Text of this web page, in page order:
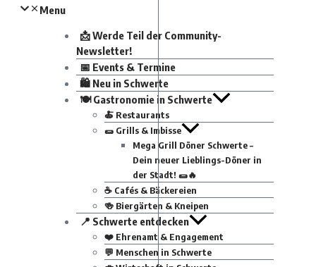
Menu
📩 Werde Teil der Community-
Newsletter!
📅 Events & Termine
🛍 Neu in Schwerte
🍽 Gastronomie in Schwerte
🍝 Restaurants
🌯 Grills & Imbisse
Mega Grill Döner Schwerte –
Dein neuer Lieblings-Döner in
der Stadt! 🌯🔥
☕ Cafés & Bäckereien
🍻 Biergärten & Kneipen
📍 Schwerte entdecken
❤️ Ehrenamt & Engagement
💬 Menschen in Schwerte